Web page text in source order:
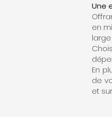
Une
en
En
de
et